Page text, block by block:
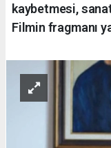
kaybetmesi,
Filmin fragmanı